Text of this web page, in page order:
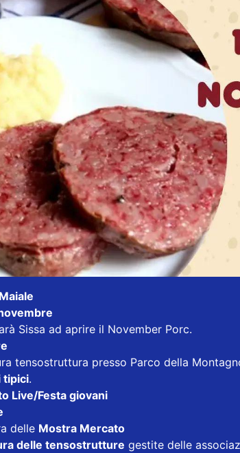
Sissa ad aprire il November Porc.
tensostruttura presso Parco della
tipici.
Live/Festa giovani
delle Mostra Mercato
delle tensostrutture gestite delle